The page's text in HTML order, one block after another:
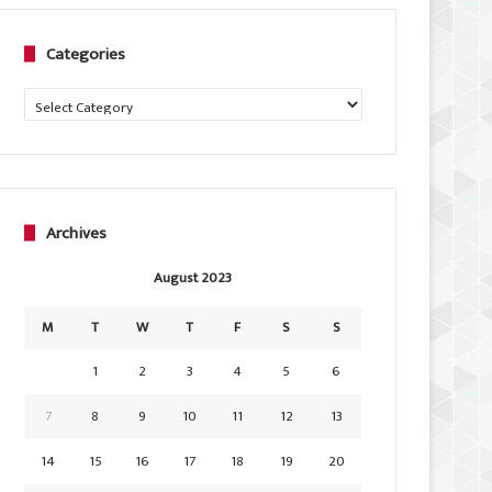
Categories
Categories
Archives
August 2023
M T W T F S
S
1
2 3 4 5
6
7
8 9 10 11 12
13
14
15 16 17 18 19 20